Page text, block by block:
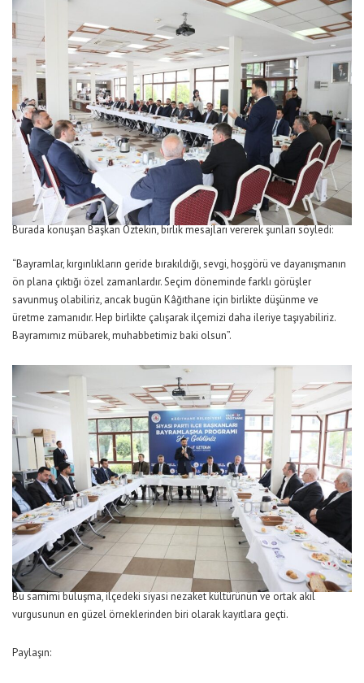
Burada konuşan Başkan Öztekin, birlik mesajları vererek şunları söyledi:
“Bayramlar, kırgınlıkların geride bırakıldığı, sevgi, hoşgörü ve dayanışmanın
ön plana çıktığı özel zamanlardır. Seçim döneminde farklı görüşler
savunmuş olabiliriz, ancak bugün Kâğıthane için birlikte düşünme ve
üretme zamanıdır. Hep birlikte çalışarak ilçemizi daha ileriye taşıyabiliriz.
Bayramımız mübarek, muhabbetimiz baki olsun”.
Bu samimi buluşma, ilçedeki siyasi nezaket kültürünün ve ortak akıl
vurgusunun en güzel örneklerinden biri olarak kayıtlara geçti.
Paylaşın: